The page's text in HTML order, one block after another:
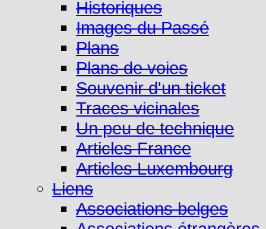
Historiques
Images du Passé
Plans
Plans de voies
Souvenir d'un ticket
Traces vicinales
Un peu de technique
Articles France
Articles Luxembourg
Liens
Associations belges